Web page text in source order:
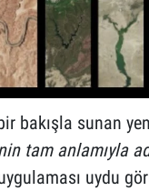
bakışla sunan
tam anlamıyla
uydu